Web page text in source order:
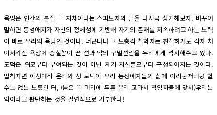
욕망은 인간의 본질 그 자체이다는 스피노자의 말을 다시금 상기해보자. 바꾸어
말하면 동성애자가 자신의 정체성에 기반해 자기의 존재를 지속하려고 하는 노력
이 바로 우리의 욕망인 것이다. 더군다나 그 노총각 철학자는 친절하게도 각자 차
이지워진 욕망에 충실함이 곧 선과 악의 구별선임을 우리에게 적시해주고 있다.
도덕은 위로부터 부여되는 것이 아닌 자기 자신들로부터 구성되어지는 것이다.
말하자면 이성애적 윤리와 성 도덕이 우리 동성애자들의 삶에 이러쿵저러쿵 할
수는 없는 노릇인 터, (붉은 띠 머리에 두른 윤리 교과서 책임자들에 맞서)우리는
악이라고 판단하는 것을 필연적으로 거부한다!